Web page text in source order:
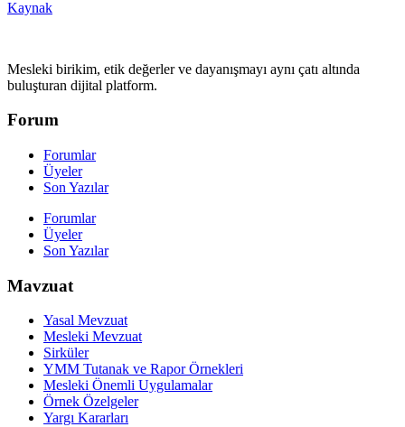
Kaynak
Mesleki birikim, etik değerler ve dayanışmayı aynı çatı altında
buluşturan dijital platform.
Forum
Forumlar
Üyeler
Son Yazılar
Forumlar
Üyeler
Son Yazılar
Mavzuat
Yasal Mevzuat
Mesleki Mevzuat
Sirküler
YMM Tutanak ve Rapor Örnekleri
Mesleki Önemli Uygulamalar
Örnek Özelgeler
Yargı Kararları